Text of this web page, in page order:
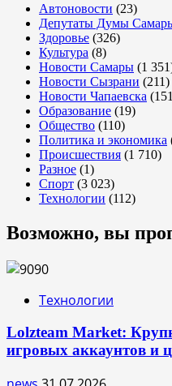
Автоновости (23)
Депутаты Думы
Здоровье (326)
Культура (8)
Новости Самары (1
Новости Сызрани (211)
Новости Чапаевска
Образование (19)
Общество (110)
Политика и экономика
Происшествия (1 710)
Разное (1)
Спорт (3 023)
Технологии (112)
Возможно, вы
Технологии
Lolzteam Market:
игровых аккаунтов и